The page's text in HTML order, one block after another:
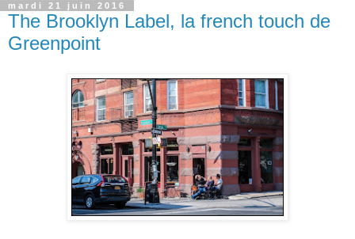
mardi 21 juin 2016
The Brooklyn Label, la french touch de
Greenpoint